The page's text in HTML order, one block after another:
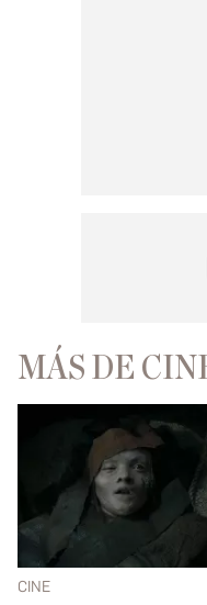
MÁS DE
CINE